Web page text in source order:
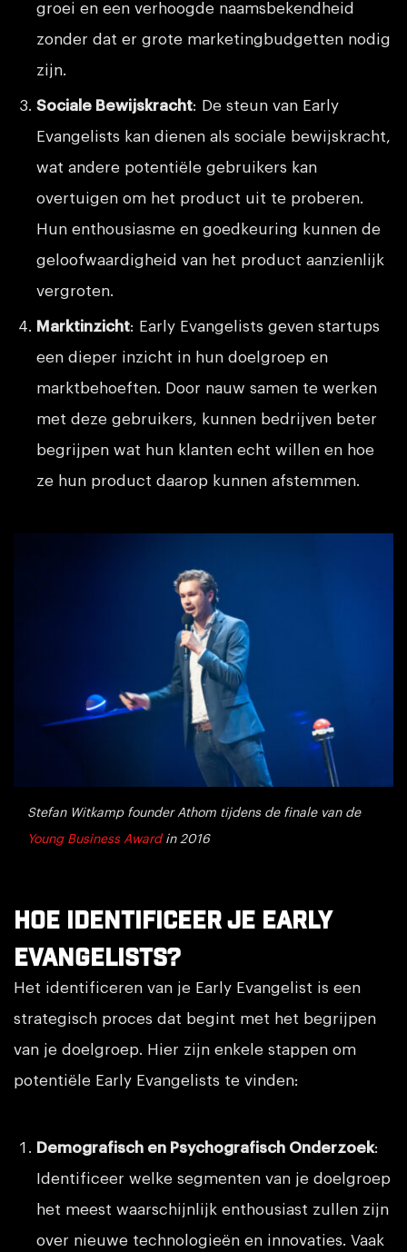
groei en een verhoogde naamsbekendheid
zonder dat er grote marketingbudgetten nodig
zijn.
Sociale Bewijskracht: De steun van Early
Evangelists kan dienen als sociale bewijskracht,
wat andere potentiële gebruikers kan
overtuigen om het product uit te proberen.
Hun enthousiasme en goedkeuring kunnen de
geloofwaardigheid van het product aanzienlijk
vergroten.
Marktinzicht: Early Evangelists geven startups
een dieper inzicht in hun doelgroep en
marktbehoeften. Door nauw samen te werken
met deze gebruikers, kunnen bedrijven beter
begrijpen wat hun klanten echt willen en hoe
ze hun product daarop kunnen afstemmen.
Stefan Witkamp founder Athom tijdens de finale van de
Young Business Awardin 2016
Hoe Identificeer je Early
Evangelists?
Het identificeren van je Early Evangelist is een
strategisch proces dat begint met het begrijpen
van je doelgroep. Hier zijn enkele stappen om
potentiële Early Evangelists te vinden:
Demografisch en Psychografisch Onderzoek:
Identificeer welke segmenten van je doelgroep
het meest waarschijnlijk enthousiast zullen zijn
over nieuwe technologieën en innovaties. Vaak